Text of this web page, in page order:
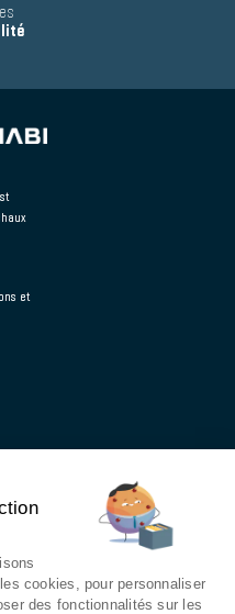
et
cookies, pour personnaliser
des fonctionnalités sur les